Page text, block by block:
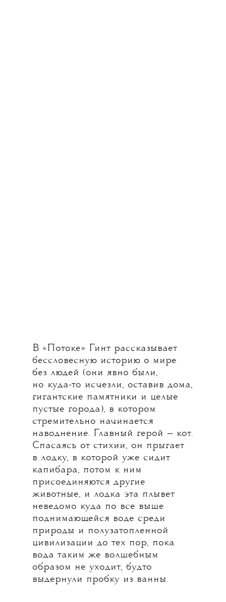
В «Потоке» Гинт рассказывает
бессловесную историю о мире
без людей (они явно были,
но куда-то исчезли, оставив дома,
гигантские памятники и целые
пустые города), в котором
стремительно начинается
наводнение. Главный герой — кот.
Спасаясь от стихии, он прыгает
в лодку, в которой уже сидит
капибара, потом к ним
присоединяются другие
животные, и лодка эта плывет
неведомо куда по все выше
поднимающейся воде среди
природы и полузатопленной
цивилизации до тех пор, пока
вода таким же волшебным
образом не уходит, будто
выдернули пробку из ванны.